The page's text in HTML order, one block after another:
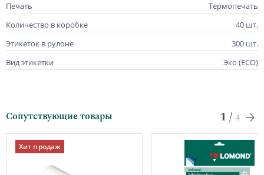
Печать
Термопечать
Количество в коробке
40 шт.
Этикеток в рулоне
300 шт.
Вид этикетки
Эко (ECO)
Сопутствующие товары 1 / 4
Хит продаж